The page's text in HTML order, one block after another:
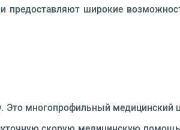
широкие
Это многопрофильный